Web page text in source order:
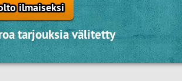
ilmaiseksi
tarjouksia välitetty